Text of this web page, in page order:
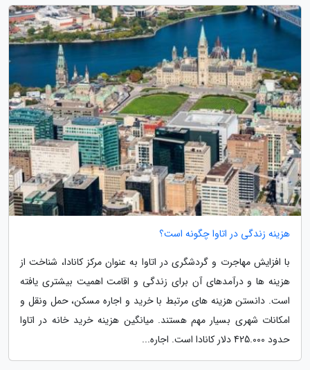
هزینه زندگی در اتاوا چگونه است؟
با افزایش مهاجرت و گردشگری در اتاوا به عنوان مرکز کانادا، شناخت از
هزینه ها و درآمدهای آن برای زندگی و اقامت اهمیت بیشتری یافته
است. دانستن هزینه های مرتبط با خرید و اجاره مسکن، حمل ونقل و
امکانات شهری بسیار مهم هستند. میانگین هزینه خرید خانه در اتاوا
حدود 425.000 دلار کانادا است. اجاره...